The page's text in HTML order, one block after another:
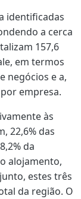
identificadas
a cerca
157,6
em termos
negócios e a,
empresa.
às
22,6% das
da
alojamento,
estes três
da região. O